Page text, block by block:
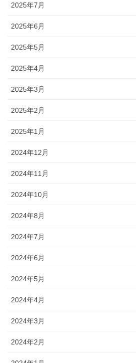
2025年7月
2025年6月
2025年5月
2025年4月
2025年3月
2025年2月
2025年1月
2024年12月
2024年11月
2024年10月
2024年8月
2024年7月
2024年6月
2024年5月
2024年4月
2024年3月
2024年2月